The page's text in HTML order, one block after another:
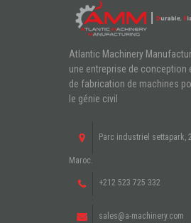
Atlantic Machinery
une entreprise de conception
de fabrication de machines
le génie civil
Parc industriel settapark,
Maroc.
+212 523 725 332
sales@a-machinery.com